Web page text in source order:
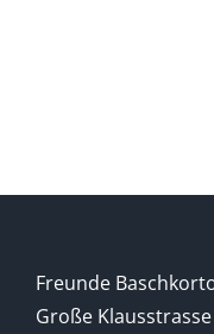
Freunde
Große Klausstrasse